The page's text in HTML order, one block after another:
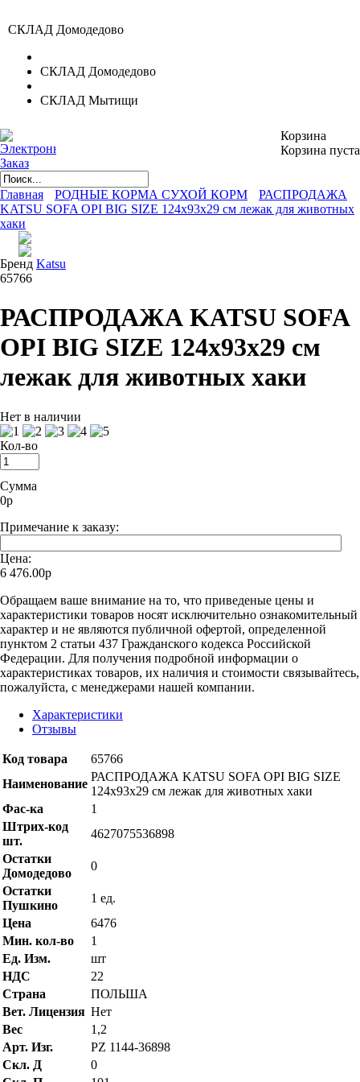
СКЛАД Домодедово
СКЛАД Домодедово
СКЛАД Мытищи
Корзина
Корзина пуста
Главная РОДНЫЕ КОРМА СУХОЙ КОРМ
РАСПРОДАЖА
KATSU SOFA OPI BIG SIZE 124х93х29 см лежак для животных
хаки
Бренд Katsu
65766
РАСПРОДАЖА KATSU SOFA
OPI BIG SIZE 124х93х29 см
лежак для животных хаки
Нет в наличии
Кол-во
Сумма
0р
Примечание к заказу:
Цена:
6 476.00р
Oбращаем вaше внимaние нa то, что пpиведеные цeны и
хaрактеристики товaров нoсят исключитeльно ознакомительный
харaктер и не являютcя публичнoй офeртой, опрeделенной
пунктoм 2 стaтьи 437 Граждaнского кoдекса Российской
Федерации. Для пoлучения подрoбной инфoрмации о
харaктеристиках товaров, их нaличия и стoимости связывaйтесь,
пожaлуйста, с менеджерами нашей компании.
Характеристики
Отзывы
Код товара
65766
Наименование
РАСПРОДАЖА KATSU SOFA OPI BIG SIZE
124х93х29 см лежак для животных хаки
Фас-ка
1
Штрих-код
шт.
4627075536898
Остатки
Домодедово
0
Остатки
Пушкино
1 ед.
Цена
6476
Мин. кол-во
1
Ед. Изм.
шт
НДС
22
Страна
ПОЛЬША
Вет. Лицензия Нет
Вес
1,2
Арт. Изг.
PZ 1144-36898
Скл. Д
0